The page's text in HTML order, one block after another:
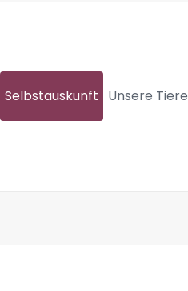
Selbstauskunft Unsere Tiere